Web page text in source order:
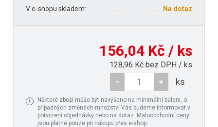
V e-shopu skladem:
Na dotaz
156,04 Kč / ks
128,96 Kč bez DPH / ks
ks
Některé zboží může být navýšeno na minimální balení, o
případných změnách množství Vás budeme informovat v
potvrzení objednávky nebo na dotaz. Maloobchodní ceny
jsou platné pouze při nákupu přes e-shop.